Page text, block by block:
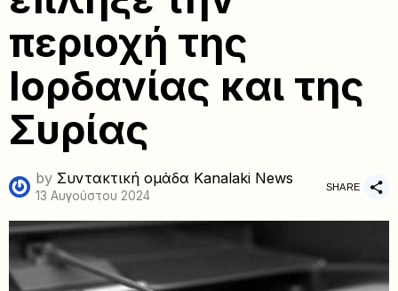
περιοχή της
Ιορδανίας και της
Συρίας
by Συντακτική ομάδα Kanalaki News
13 Αυγούστου 2024
SHARE